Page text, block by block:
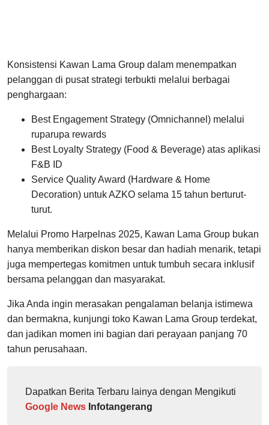
Konsistensi Kawan Lama Group dalam menempatkan
pelanggan di pusat strategi terbukti melalui berbagai
penghargaan:
Best Engagement Strategy (Omnichannel) melalui
ruparupa rewards
Best Loyalty Strategy (Food & Beverage) atas aplikasi
F&B ID
Service Quality Award (Hardware & Home
Decoration) untuk AZKO selama 15 tahun berturut-
turut.
Melalui Promo Harpelnas 2025, Kawan Lama Group bukan
hanya memberikan diskon besar dan hadiah menarik, tetapi
juga mempertegas komitmen untuk tumbuh secara inklusif
bersama pelanggan dan masyarakat.
Jika Anda ingin merasakan pengalaman belanja istimewa
dan bermakna, kunjungi toko Kawan Lama Group terdekat,
dan jadikan momen ini bagian dari perayaan panjang 70
tahun perusahaan.
Dapatkan Berita Terbaru lainya dengan Mengikuti
Google News Infotangerang